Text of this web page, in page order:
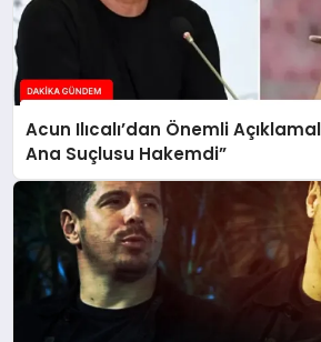
Acun Ilıcalı’dan Önemli
Ana Suçlusu Hakemdi”